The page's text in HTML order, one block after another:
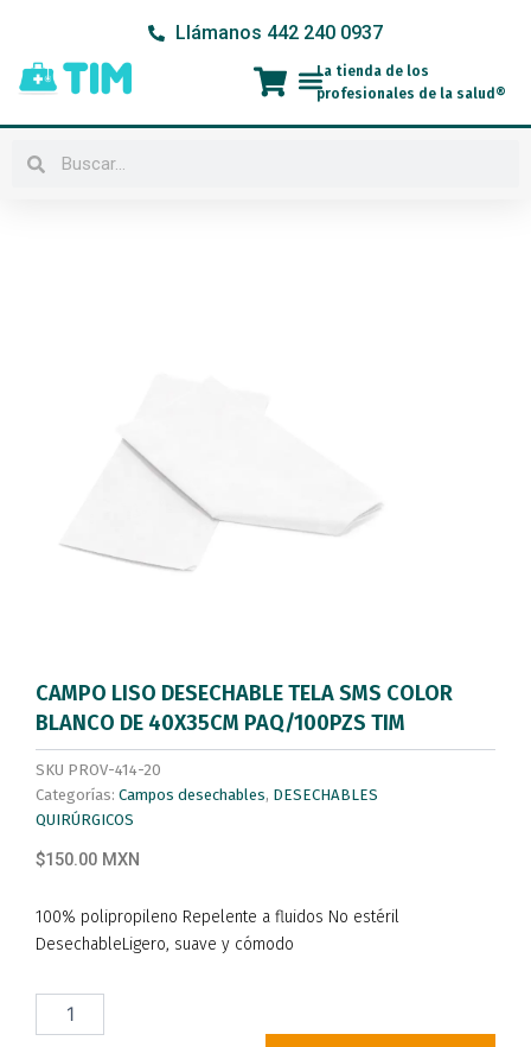
contenido
Llámanos 442 240 0937
Menú
La tienda de los
profesionales de la salud®
Buscar
CAMPO LISO DESECHABLE TELA SMS COLOR
BLANCO DE 40X35CM PAQ/100PZS TIM
SKU PROV-414-20
Categorías: Campos desechables, DESECHABLES
QUIRÚRGICOS
$150.00 MXN
100% polipropileno Repelente a fluidos No estéril
DesechableLigero, suave y cómodo
CAMPO
LISO